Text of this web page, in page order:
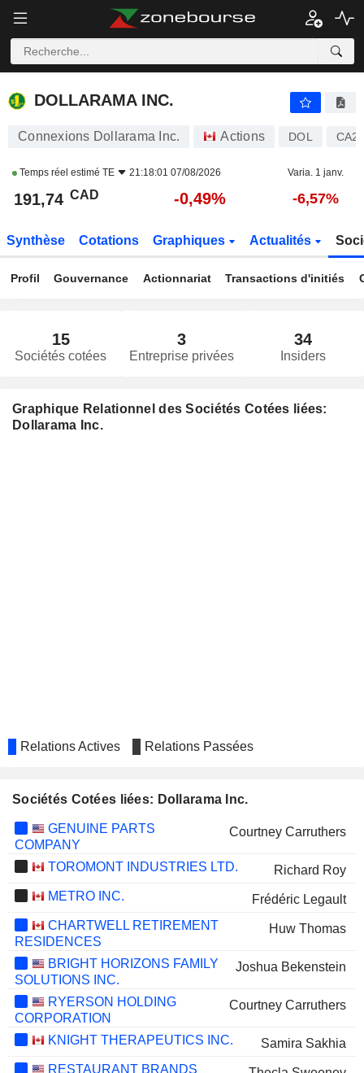
DOLLARAMA INC.
DOLLARAMA INC.
Connexions Dollarama Inc. Actions DOL
Temps réel estimé TE 21:18:01 07/08/2026 Varia. 1 janv.
191,74 CAD -0,49% -6,57%
Synthèse Cotations Graphiques Actualités
Profil Gouvernance Actionnariat Transactions d'initiés
15
Sociétés cotées
3
Entreprise privées
34
Insiders
Graphique Relationnel des Sociétés Cotées liées:
Dollarama Inc.
Relations Actives Relations Passées
Sociétés Cotées liées: Dollarama Inc.
GENUINE PARTS
COMPANY
Courtney Carruthers
TOROMONT INDUSTRIES LTD.
Richard Roy
METRO INC.
Frédéric Legault
CHARTWELL RETIREMENT
RESIDENCES
Huw Thomas
BRIGHT HORIZONS FAMILY
SOLUTIONS INC.
Joshua Bekenstein
RYERSON HOLDING
CORPORATION
Courtney Carruthers
KNIGHT THERAPEUTICS INC.
Samira Sakhia
RESTAURANT BRANDS